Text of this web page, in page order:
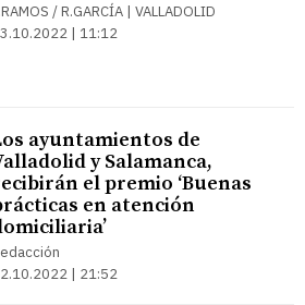
/ R.GARCÍA | VALLADOLID
| 11:12
ayuntamientos de
y Salamanca,
el premio ‘Buenas
en atención
| 21:52